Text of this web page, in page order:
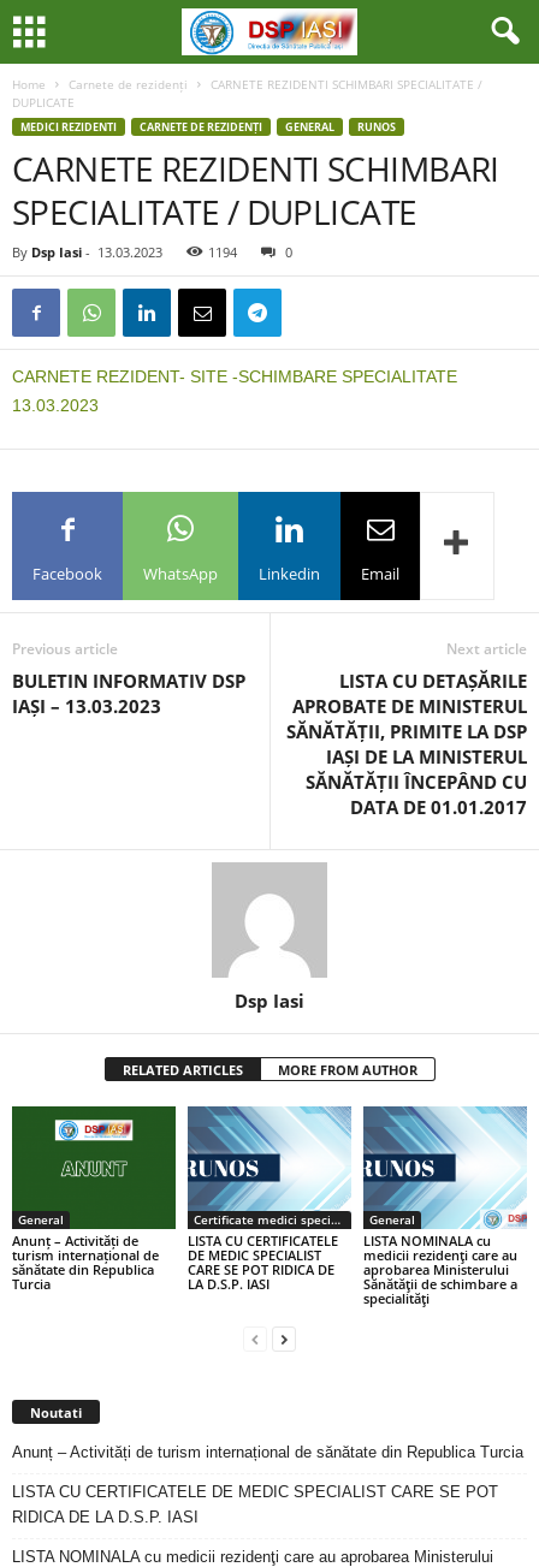
Home Carnete de rezidenți
CARNETE REZIDENTI SCHIMBARI SPECIALITATE /
DUPLICATE
MEDICI REZIDENTI CARNETE DE REZIDENȚI GENERAL RUNOS
CARNETE REZIDENTI SCHIMBARI
SPECIALITATE / DUPLICATE
By Dsp Iasi - 13.03.2023 1194 0
CARNETE REZIDENT- SITE -SCHIMBARE SPECIALITATE
13.03.2023
Facebook WhatsApp Linkedin Email
Previous article
BULETIN INFORMATIV DSP
IAȘI – 13.03.2023
Next article
LISTA CU DETAȘĂRILE
APROBATE DE MINISTERUL
SĂNĂTĂȚII, PRIMITE LA DSP
IAȘI DE LA MINISTERUL
SĂNĂTĂȚII ÎNCEPÂND CU
DATA DE 01.01.2017
Dsp Iasi
RELATED ARTICLES MORE FROM AUTHOR
General
Anunț – Activități de
turism internațional de
sănătate din Republica
Turcia
Certificate medici specialiști / primari
LISTA CU CERTIFICATELE
DE MEDIC SPECIALIST
CARE SE POT RIDICA DE
LA D.S.P. IASI
General
LISTA NOMINALA cu
medicii rezidenţi care au
aprobarea Ministerului
Sănătăţii de schimbare a
specialităţi
Noutati
Anunț – Activități de turism internațional de sănătate din Republica Turcia
LISTA CU CERTIFICATELE DE MEDIC SPECIALIST CARE SE POT
RIDICA DE LA D.S.P. IASI
LISTA NOMINALA cu medicii rezidenţi care au aprobarea Ministerului